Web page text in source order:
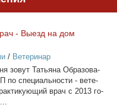
- Вы­езд на дом
/ Ветеринар
зо­вут Та­тья­на Об­ра­зо­ва­
по спе­ци­аль­но­сти - ве­те­
врач с 2013 го­